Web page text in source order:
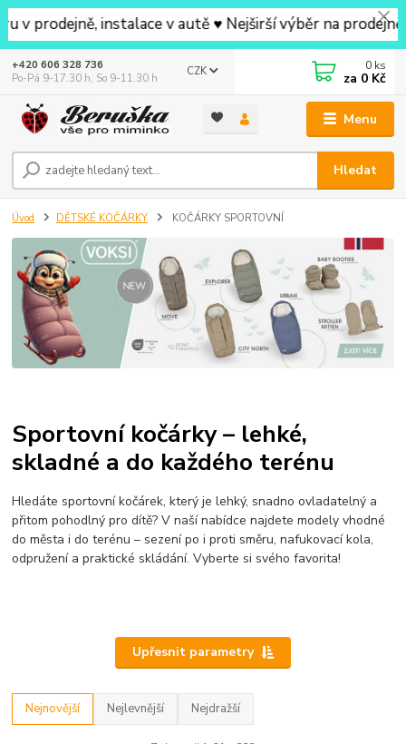
instalace v autě ♥ Nejširší výběr na prodejně v
Menu
CZK
Hledat
+420 606 328 736
Po-Pá 9-17.30 h, So 9-11.30 h
0 ks
za 0 Kč
Úvod DĚTSKÉ KOČÁRKY KOČÁRKY SPORTOVNÍ
Sportovní kočárky – lehké,
skladné a do každého terénu
Hledáte sportovní kočárek, který je lehký, snadno ovladatelný a
přitom pohodlný pro dítě? V naší nabídce najdete modely vhodné
do města i do terénu – sezení po i proti směru, nafukovací kola,
odpružení a praktické skládání. Vyberte si svého favorita!
Upřesnit parametry
Nejnovější Nejlevnější Nejdražší